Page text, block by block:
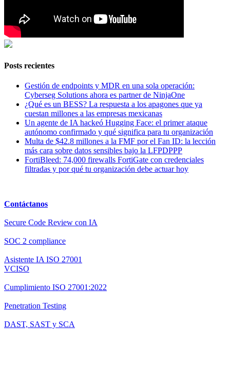
Posts recientes
Gestión de endpoints y MDR en una sola operación:
Cyberseg Solutions ahora es partner de NinjaOne
¿Qué es un BESS? La respuesta a los apagones que ya
cuestan millones a las empresas mexicanas
Un agente de IA hackeó Hugging Face: el primer ataque
autónomo confirmado y qué significa para tu organización
Multa de $42.8 millones a la FMF por el Fan ID: la lección
más cara sobre datos sensibles bajo la LFPDPPP
FortiBleed: 74,000 firewalls FortiGate con credenciales
filtradas y por qué tu organización debe actuar hoy
Contáctanos
Secure Code Review con IA
SOC 2 compliance
Asistente IA ISO 27001
VCISO
Cumplimiento ISO 27001:2022
Penetration Testing
DAST, SAST y SCA